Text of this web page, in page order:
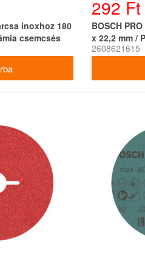
inoxhoz 180
csemcsés
292 Ft
BOSCH
x 22,2 mm /
2608621615